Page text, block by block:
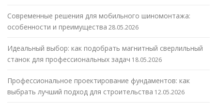
Современные решения для мобильного шиномонтажа:
особенности и преимущества 28.05.2026
Идеальный выбор: как подобрать магнитный сверлильный
станок для профессиональных задач 18.05.2026
Профессиональное проектирование фундаментов: как
выбрать лучший подход для строительства 12.05.2026